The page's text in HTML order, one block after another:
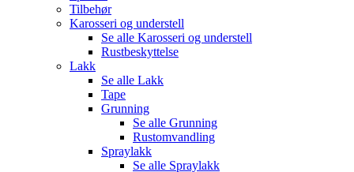
Tilbehør
Karosseri og understell
Se alle Karosseri og understell
Rustbeskyttelse
Lakk
Se alle Lakk
Tape
Grunning
Se alle Grunning
Rustomvandling
Spraylakk
Se alle Spraylakk